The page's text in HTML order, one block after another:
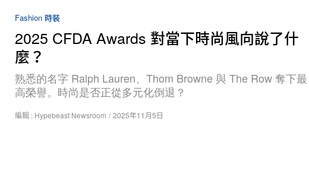
Fashion 時裝
2025 CFDA Awards 對當下時尚風向說了什
麼？
熟悉的名字 Ralph Lauren、Thom Browne 與 The Row 奪下最
高榮譽。時尚是否正從多元化倒退？
編輯 : Hypebeast Newsroom / 2025年11月5日